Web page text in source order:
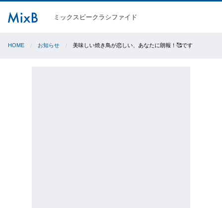
ミックスビークラシファイド
HOME お知らせ 美味しい焼き鳥が恋しい、あなたに朗報！🥰です